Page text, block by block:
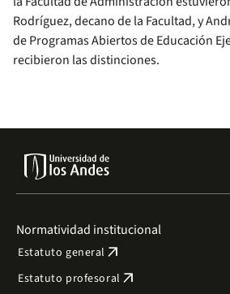
Rodríguez, decano de la Facultad, y
de Programas Abiertos de Educación
recibieron las distinciones.
Normatividad institucional
Estatuto general arrow_outward
Estatuto profesoral arrow_outward